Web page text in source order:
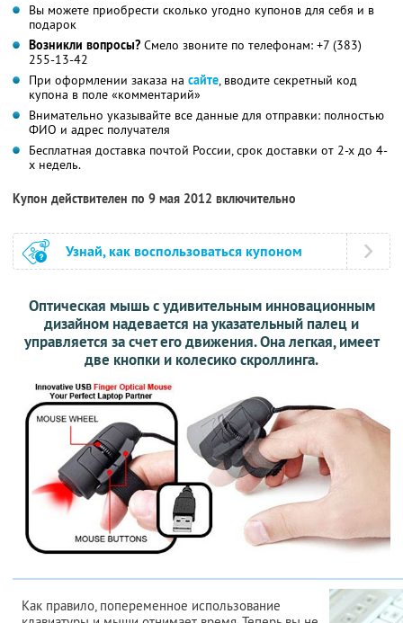
Вы можете приобрести сколько угодно купонов для себя и в
подарок
Возникли вопросы? Смело звоните по телефонам: +7 (383)
255-13-42
При оформлении заказа на сайте, вводите секретный код
купона в поле «комментарий»
Внимательно указывайте все данные для отправки: полностью
ФИО и адрес получателя
Бесплатная доставка почтой России, срок доставки от 2-х до 4-
х недель.
Купон действителен по 9 мая 2012 включительно
Узнай, как воспользоваться купоном
Оптическая мышь с удивительным инновационным
дизайном надевается на указательный палец и
управляется за счет его движения. Она легкая, имеет
две кнопки и колесико скроллинга.
Как правило, попеременное использование